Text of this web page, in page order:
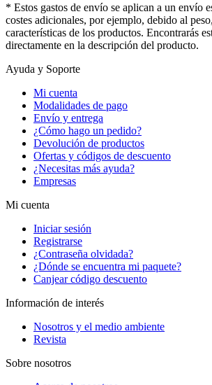
* Estos gastos de envío se aplican a un envío
costes adicionales, por ejemplo, debido al
características de los productos. Encontrarás
directamente en la descripción del producto.
Ayuda y Soporte
Mi cuenta
Modalidades de pago
Envío y entrega
¿Cómo hago un pedido?
Devolución de productos
Ofertas y códigos de descuento
¿Necesitas más ayuda?
Empresas
Mi cuenta
Iniciar sesión
Registrarse
¿Contraseña olvidada?
¿Dónde se encuentra mi paquete?
Canjear código descuento
Información de interés
Nosotros y el medio ambiente
Revista
Sobre nosotros